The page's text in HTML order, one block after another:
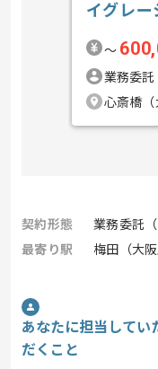
イグレー
〜
業務委託
心斎橋（
契約形態
業務委託（
最寄り駅
梅田（大
あなたに担当してい
だくこと